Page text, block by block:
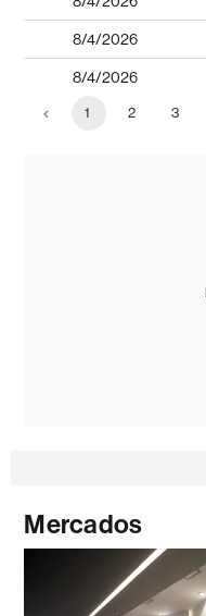
8/4/2026
8/4/2026
1 2 3
Mercados